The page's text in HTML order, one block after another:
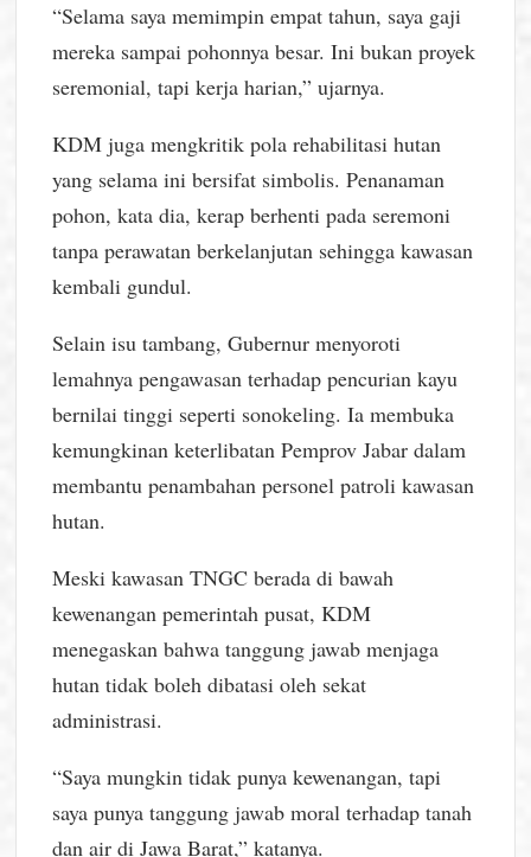
“Selama saya memimpin empat tahun, saya gaji
mereka sampai pohonnya besar. Ini bukan proyek
seremonial, tapi kerja harian,” ujarnya.
KDM juga mengkritik pola rehabilitasi hutan
yang selama ini bersifat simbolis. Penanaman
pohon, kata dia, kerap berhenti pada seremoni
tanpa perawatan berkelanjutan sehingga kawasan
kembali gundul.
Selain isu tambang, Gubernur menyoroti
lemahnya pengawasan terhadap pencurian kayu
bernilai tinggi seperti sonokeling. Ia membuka
kemungkinan keterlibatan Pemprov Jabar dalam
membantu penambahan personel patroli kawasan
hutan.
Meski kawasan TNGC berada di bawah
kewenangan pemerintah pusat, KDM
menegaskan bahwa tanggung jawab menjaga
hutan tidak boleh dibatasi oleh sekat
administrasi.
“Saya mungkin tidak punya kewenangan, tapi
saya punya tanggung jawab moral terhadap tanah
dan air di Jawa Barat,” katanya.